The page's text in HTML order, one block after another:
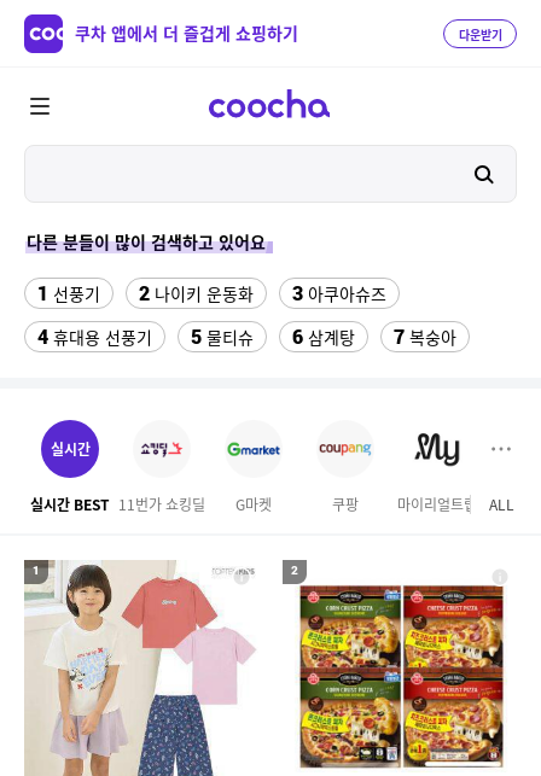
쿠차 앱에서 더 즐겁게 쇼핑하기 다운받기
다른 분들이 많이 검색하고 있어요
1 선풍기 2 나이키 운동화 3 아쿠아슈즈
4 휴대용 선풍기 5 물티슈 6 삼계탕 7 복숭아
11 서울랜드 자유이용권
14 엄마옷 디오션리조트
17 하이원 워터월드 18 테프론 테이프
중고음료수냉장고 스투시 키즈
ALL
실시간
실시간 BEST 11번가 쇼킹딜 G마켓 쿠팡 마이리얼트립 하프
1 2